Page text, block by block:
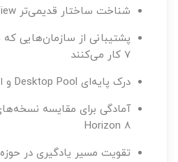
شناخت ساختار قدیمی‌تر VMware Horizon View
7 کار می‌کنند
درک پایه‌ای Desktop Pool و اتصال کاربران
Horizon 8
تقویت مسیر یادگیری در حوزه VDI و EUC